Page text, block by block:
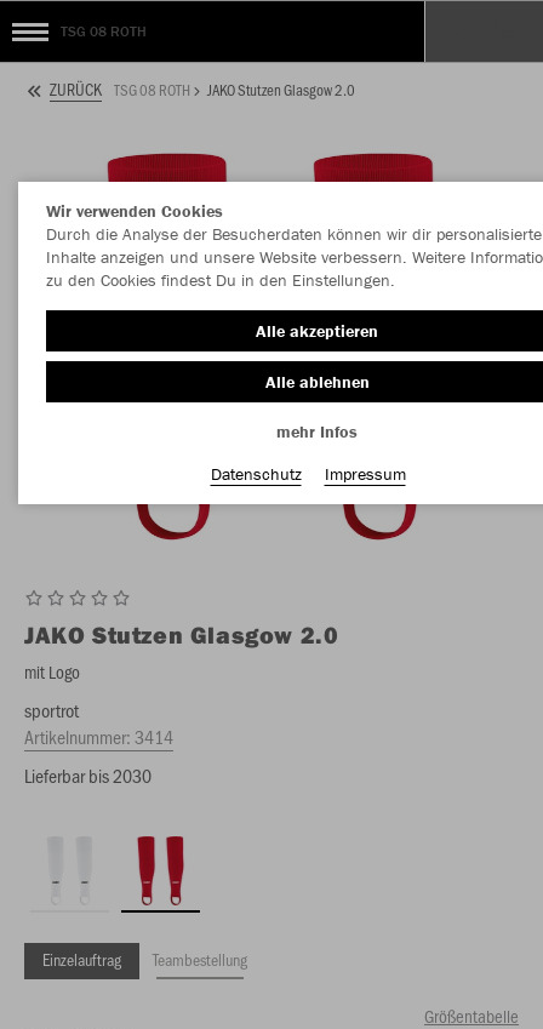
TSG 08 ROTH
ZURÜCK TSG 08 ROTH JAKO Stutzen Glasgow 2.0
JAKO Stutzen Glasgow 2.0
mit Logo
sportrot
Artikelnummer:3414
Lieferbar bis 2030
Einzelauftrag Teambestellung
Größentabelle
Wir verwenden Cookies
Durch die Analyse der Besucherdaten können wir dir personalisierte
Inhalte anzeigen und unsere Website verbessern. Weitere
zu den Cookies findest Du in den Einstellungen.
Alle akzeptieren
Alle ablehnen
mehr Infos
Datenschutz
Impressum